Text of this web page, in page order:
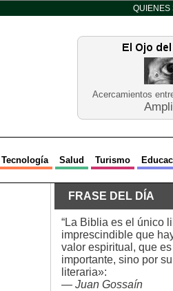
QUIENES
Acercamientos
Tecnología Salud Turismo
FRASE DEL DÍA
“La Biblia es el único
imprescindible que
valor espiritual, que
importante, sino por
literaria»:
— Juan Gossaín